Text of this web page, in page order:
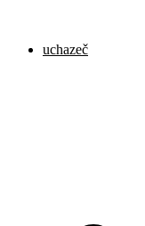
uchazeč